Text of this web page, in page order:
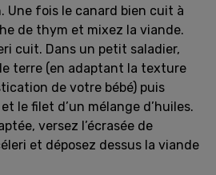
Une fois le canard bien cuit à
de thym et mixez la viande.
cuit. Dans un petit saladier,
terre (en adaptant la texture
de votre bébé) puis
le filet d’un mélange d’huiles.
versez l’écrasée de
et déposez dessus la viande